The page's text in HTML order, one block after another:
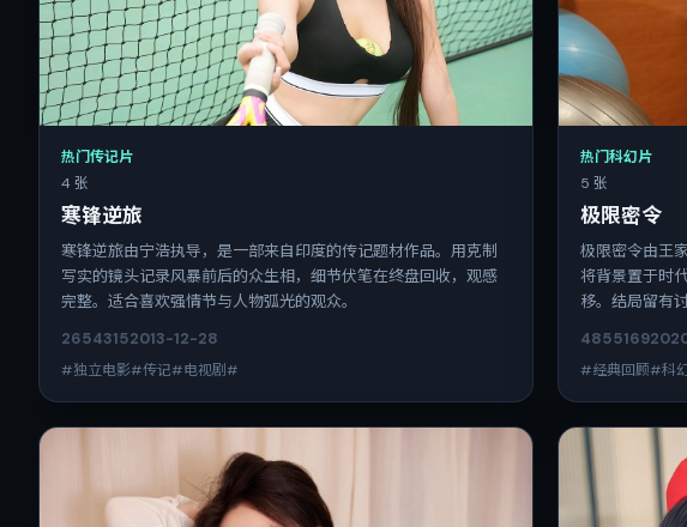
热门传记片
4 张
寒锋逆旅
寒锋逆旅由宁浩执导，是一部来自印度的传记题材作品。用克制
写实的镜头记录风暴前后的众生相，细节伏笔在终盘回收，观感
完整。适合喜欢强情节与人物弧光的观众。
26543152013-12-28
#独立电影#传记#电视剧#
热门科幻片
5 张
极限密令
极限密令由王
将背景置于时
移。结局留有
4855169
#经典回顾#科